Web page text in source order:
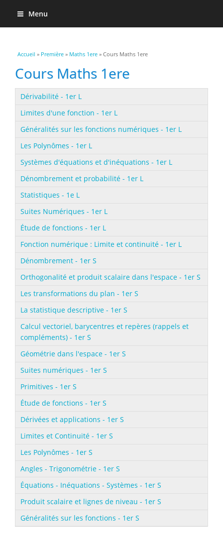
Menu
Vous êtes ici
Accueil » Première » Maths 1ere » Cours Maths 1ere
Cours Maths 1ere
Dérivabilité - 1er L
Limites d'une fonction - 1er L
Généralités sur les fonctions numériques - 1er L
Les Polynômes - 1er L
Systèmes d'équations et d'inéquations - 1er L
Dénombrement et probabilité - 1er L
Statistiques - 1e L
Suites Numériques - 1er L
Étude de fonctions - 1er L
Fonction numérique : Limite et continuité - 1er L
Dénombrement - 1er S
Orthogonalité et produit scalaire dans l'espace - 1er S
Les transformations du plan - 1er S
La statistique descriptive - 1er S
Calcul vectoriel, barycentres et repères (rappels et
compléments) - 1er S
Géométrie dans l'espace - 1er S
Suites numériques - 1er S
Primitives - 1er S
Étude de fonctions - 1er S
Dérivées et applications - 1er S
Limites et Continuité - 1er S
Les Polynômes - 1er S
Angles - Trigonométrie - 1er S
Équations - Inéquations - Systèmes - 1er S
Produit scalaire et lignes de niveau - 1er S
Généralités sur les fonctions - 1er S